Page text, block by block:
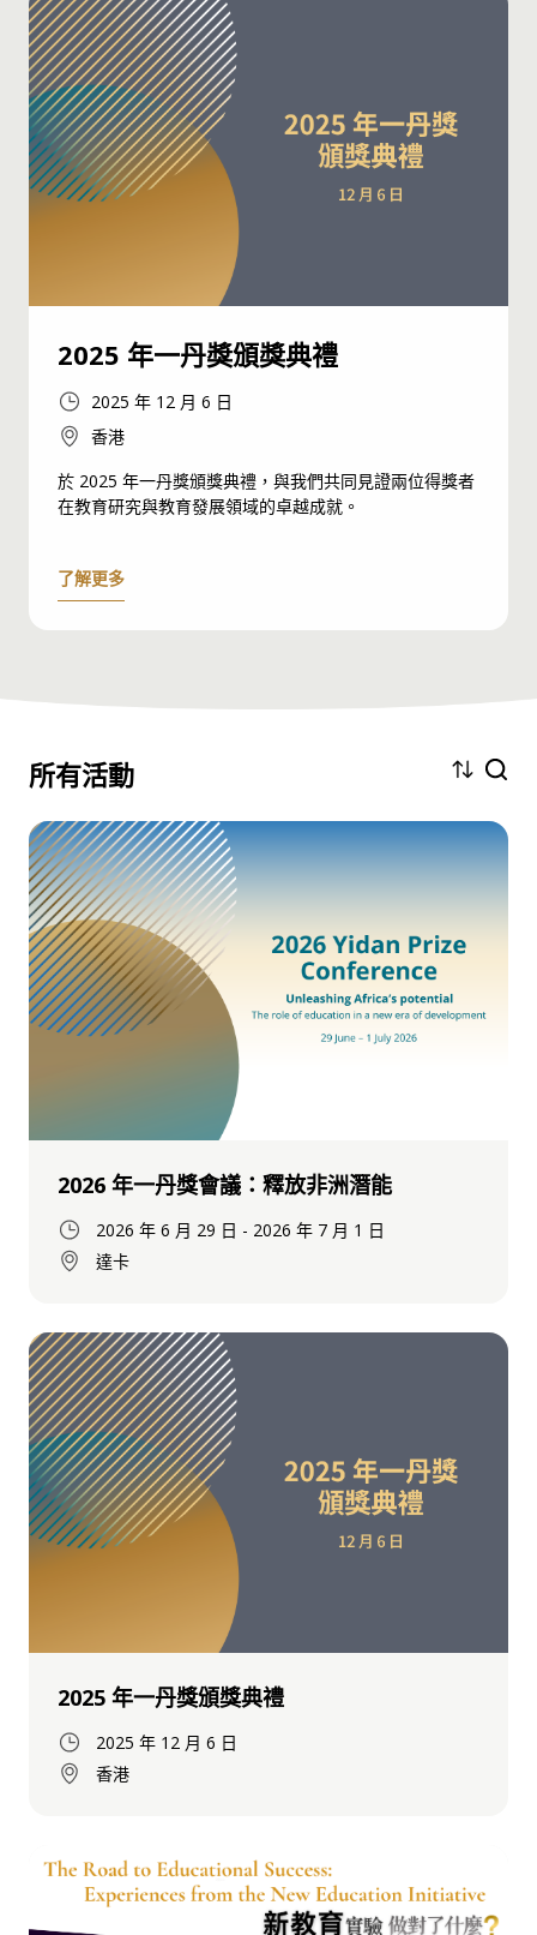
2025 年一丹獎頒獎典禮
2025 年 12 月 6 日
香港
於 2025 年一丹獎頒獎典禮，與我們共同見證兩位得獎者
在教育研究與教育發展領域的卓越成就。
了解更多
所有活動
2026 年一丹獎會議：釋放非洲潛能
2026 年 6 月 29 日 - 2026 年 7 月 1 日
達卡
2025 年一丹獎頒獎典禮
2025 年 12 月 6 日
香港